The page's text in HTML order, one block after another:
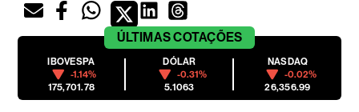
ÚLTIMASCOTAÇÕES
IBOVESPA
-1.14%
175,701.78
DÓLAR
-0.31%
5.1063
NASDAQ
-0.02%
26,356.99